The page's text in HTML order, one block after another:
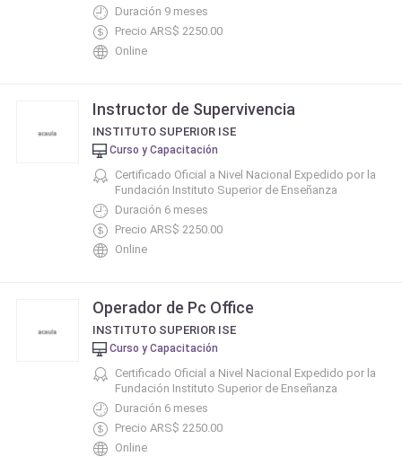
Duración 9 meses
Precio ARS$ 2250.00
Online
Instructor de Supervivencia
INSTITUTO SUPERIOR ISE
Curso y Capacitación
Certificado Oficial a Nivel Nacional Expedido por la
Fundación Instituto Superior de Enseñanza
Duración 6 meses
Precio ARS$ 2250.00
Online
Operador de Pc Office
INSTITUTO SUPERIOR ISE
Curso y Capacitación
Certificado Oficial a Nivel Nacional Expedido por la
Fundación Instituto Superior de Enseñanza
Duración 6 meses
Precio ARS$ 2250.00
Online